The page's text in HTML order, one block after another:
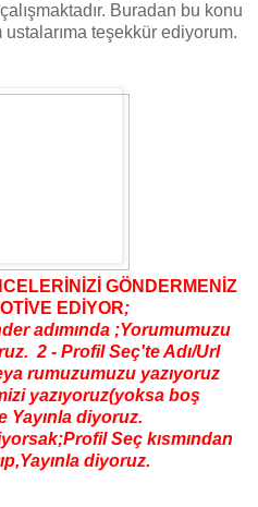
Buradan bu konu
teşekkür ediyorum.
GÖNDERMENİZ
EDİYOR;
adımında ;Yorumumuzu
2 - Profil Seç'te Adı/Url
rumuzumuzu yazıyoruz
yazıyoruz(yoksa boş
Yayınla diyoruz.
Seç kısmından
diyoruz.